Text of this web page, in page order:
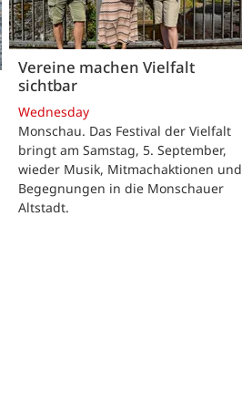
Vereine machen Vielfalt
sichtbar
Wednesday
Monschau. Das Festival der Vielfalt
bringt am Samstag, 5. September,
wieder Musik, Mitmachaktionen und
Begegnungen in die Monschauer
Altstadt.